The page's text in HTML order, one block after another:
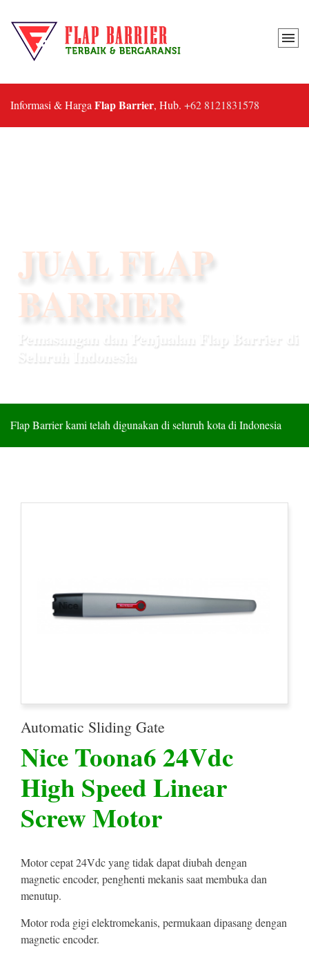
Informasi & Harga Flap Barrier, Hub. +62 8121831578
FLAP BARRIER
TERBAIK
Flap Barrier kami telah digunakan di seluruh kota di Indonesia
Automatic Sliding Gate
Nice Toona6 24Vdc
High Speed Linear
Screw Motor
Motor cepat 24Vdc yang tidak dapat diubah dengan
magnetic encoder, penghenti mekanis saat membuka dan
menutup.
Motor roda gigi elektromekanis, permukaan dipasang dengan
magnetic encoder.